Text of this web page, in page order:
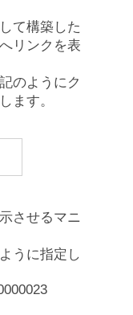
て構築した
リンクを表
のようにク
ます。
させるマニ
うに指定し